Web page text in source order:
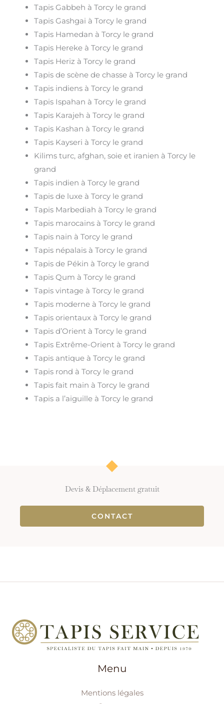
Tapis Gabbeh à Torcy le grand
Tapis Gashgai à Torcy le grand
Tapis Hamedan à Torcy le grand
Tapis Hereke à Torcy le grand
Tapis Heriz à Torcy le grand
Tapis de scène de chasse à Torcy le grand
Tapis indiens à Torcy le grand
Tapis Ispahan à Torcy le grand
Tapis Karajeh à Torcy le grand
Tapis Kashan à Torcy le grand
Tapis Kayseri à Torcy le grand
Kilims turc, afghan, soie et iranien à Torcy le
grand
Tapis indien à Torcy le grand
Tapis de luxe à Torcy le grand
Tapis Marbediah à Torcy le grand
Tapis marocains à Torcy le grand
Tapis nain à Torcy le grand
Tapis népalais à Torcy le grand
Tapis de Pékin à Torcy le grand
Tapis Qum à Torcy le grand
Tapis vintage à Torcy le grand
Tapis moderne à Torcy le grand
Tapis orientaux à Torcy le grand
Tapis d’Orient à Torcy le grand
Tapis Extrême-Orient à Torcy le grand
Tapis antique à Torcy le grand
Tapis rond à Torcy le grand
Tapis fait main à Torcy le grand
Tapis a l’aiguille à Torcy le grand
Devis & Déplacement gratuit
CONTACT
Menu
Mentions légales